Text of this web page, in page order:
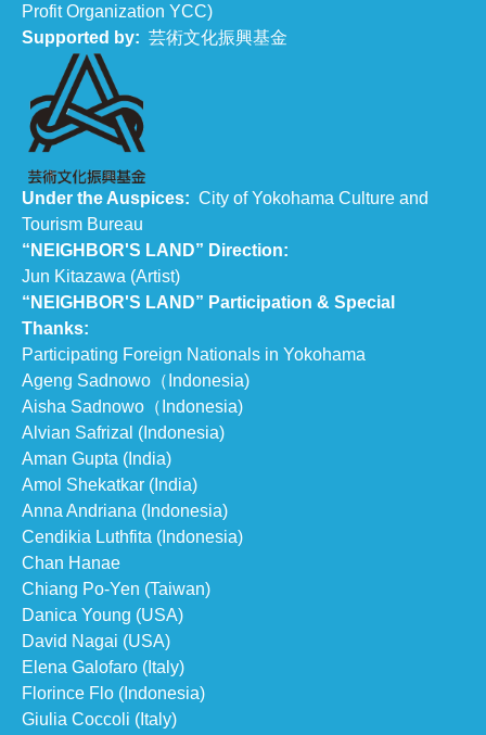
Profit Organization YCC)
Supported by: 芸術文化振興基金
Under the Auspices: City of Yokohama Culture and
Tourism Bureau
“NEIGHBOR'S LAND” Direction:
Jun Kitazawa (Artist)
“NEIGHBOR'S LAND” Participation & Special
Thanks:
Participating Foreign Nationals in Yokohama
Ageng Sadnowo（Indonesia)
Aisha Sadnowo（Indonesia)
Alvian Safrizal (Indonesia)
Aman Gupta (India)
Amol Shekatkar (India)
Anna Andriana (Indonesia)
Cendikia Luthfita (Indonesia)
Chan Hanae
Chiang Po-Yen (Taiwan)
Danica Young (USA)
David Nagai (USA)
Elena Galofaro (Italy)
Florince Flo (Indonesia)
Giulia Coccoli (Italy)